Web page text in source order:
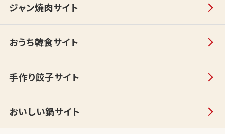
ジャン焼肉サイト
おうち韓食サイト
手作り餃子サイト
おいしい鍋サイト